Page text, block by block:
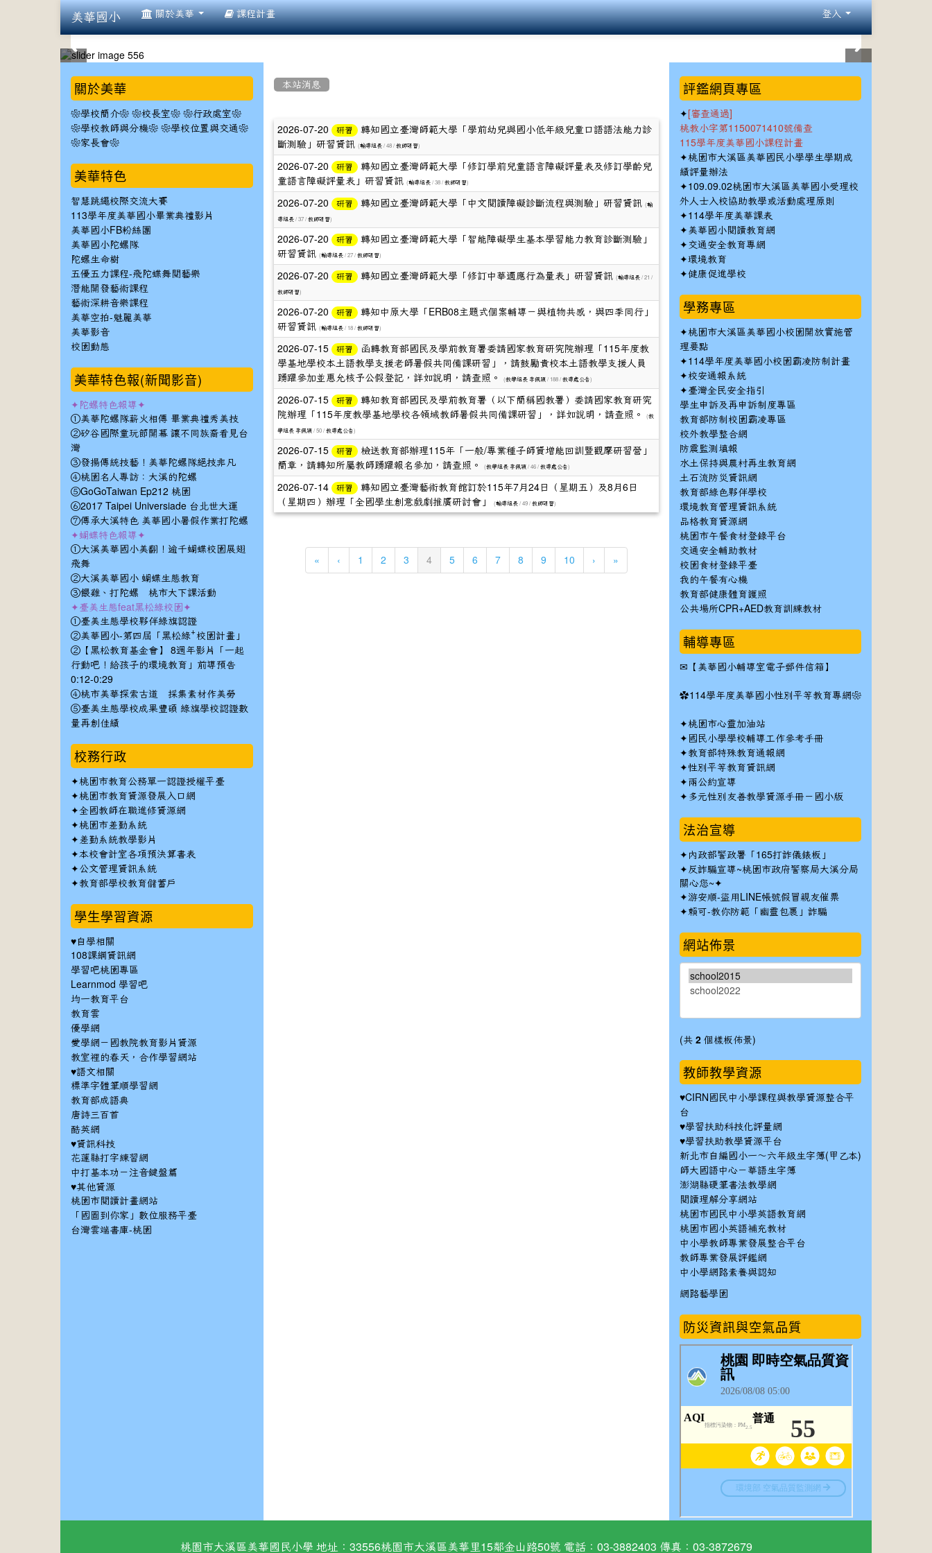
美華國小 關於美華 課程計畫 登入
本站消息
文
章
列
表
2026-07-20 研習
轉知國立臺灣師範大學「學前幼兒與國小低年級兒童口語語法能力診
斷測驗」研習資訊 (輔導組長/ 48 / 教師研習)
2026-07-20 研習
轉知國立臺灣師範大學「修訂學前兒童語言障礙評量表及修訂學齡兒
童語言障礙評量表」研習資訊 (輔導組長/ 38 / 教師研習)
2026-07-20 研習 轉知國立臺灣師範大學「中文閱讀障礙診斷流程與測驗」研習資訊 (輔
導組長/ 37 / 教師研習)
2026-07-20 研習
轉知國立臺灣師範大學「智能障礙學生基本學習能力教育診斷測驗」
研習資訊 (輔導組長/ 27 / 教師研習)
2026-07-20 研習 轉知國立臺灣師範大學「修訂中華適應行為量表」研習資訊 (輔導組長/ 21 /
教師研習)
2026-07-20 研習
轉知中原大學「ERB08主題式個案輔導－與植物共感，與四季同行」
研習資訊 (輔導組長/ 18 / 教師研習)
2026-07-15 研習
函轉教育部國民及學前教育署委請國家教育研究院辦理「115年度教
學基地學校本土語教學支援老師暑假共同備課研習」，請鼓勵貴校本土語教學支援人員
踴躍參加並惠允核予公假登記，詳如說明，請查照。
(教學組長 李佩穎/ 188 / 教導處公告)
2026-07-15 研習
轉知教育部國民及學前教育署（以下簡稱國教署）委請國家教育研究
院辦理「115年度教學基地學校各領域教師暑假共同備課研習」，詳如說明，請查照。
(教
學組長 李佩穎/ 50 / 教導處公告)
2026-07-15 研習
檢送教育部辦理115年「一般/專業種子師資增能回訓暨觀摩研習營」
簡章，請轉知所屬教師踴躍報名參加，請查照。
(教學組長 李佩穎/ 46 / 教導處公告)
2026-07-14 研習
轉知國立臺灣藝術教育館訂於115年7月24日（星期五）及8月6日
（星期四）辦理「全國學生創意戲劇推廣研討會」
(輔導組長/ 49 / 教師研習)
« ‹ 1 2 3 4(current)
5 6 7 8 9 10 › »
::: 關於美華
❀學校簡介❀ ❀校長室❀ ❀行政處室❀
❀學校教師與分機❀ ❀學校位置與交通❀
❀家長會❀
美華特色
智慧跳繩校際交流大賽
113學年度美華國小畢業典禮影片
美華國小FB粉絲團
美華國小陀螺隊
陀螺生命樹
五優五力課程-飛陀蝶舞閱藝樂
潛能開發藝術課程
藝術深耕音樂課程
美華空拍-魅麗美華
美華影音
校園動態
美華特色報(新聞影音)
✦陀螺特色報導✦
①美華陀螺隊薪火相傳 畢業典禮秀美技
②矽谷國際童玩節開幕 讓不同族裔看見台
灣
③發揚傳統技藝！美華陀螺隊絕技非凡
④桃園名人專訪：大溪的陀螺
⑤GoGoTaiwan Ep212 桃園
⑥2017 Taipei Universiade 台北世大運
⑦傳承大溪特色 美華國小暑假作業打陀螺
✦蝴蝶特色報導✦
①大溪美華國小美翻！逾千蝴蝶校園展翅
飛舞
②大溪美華國小 蝴蝶生態教育
③餵雞、打陀螺 桃市大下課活動
✦臺美生態feat黑松綠校園✦
①臺美生態學校夥伴綠旗認證
②美華國小-第四屆「黑松綠⁺校園計畫」
②【黑松教育基金會】 8週年影片「一起
行動吧！給孩子的環境教育」前導預告
0:12-0:29
④桃市美華探索古道 採集素材作美勞
⑤臺美生態學校成果豐碩 綠旗學校認證數
量再創佳績
校務行政
✦桃園市教育公務單一認證授權平臺
✦桃園市教育資源發展入口網
✦全國教師在職進修資源網
✦桃園市差勤系統
✦ 差勤系統教學影片
✦本校會計室各項預決算書表
✦公文管理資訊系統
✦教育部學校教育儲蓄戶
學生學習資源
♥自學相關
108課綱資訊網
學習吧桃園專區
Learnmod 學習吧
均一教育平台
教育雲
優學網
愛學網－國教院教育影片資源
教室裡的春天，合作學習網站
♥語文相關
標準字體筆順學習網
教育部成語典
唐詩三百首
酷英網
♥資訊科技
花蓮縣打字練習網
中打基本功－注音鍵盤篇
♥其他資源
桃園市閱讀計畫網站
「國圖到你家」數位服務平臺
台灣雲端書庫-桃園
::: 評鑑網頁專區
✦ [審查通過]
桃教小字第1150071410號備查
115學年度美華國小課程計畫
✦桃園市大溪區美華國民小學學生學期成
績評量辦法
✦109.09.02桃園市大溪區美華國小受理校
外人士入校協助教學或活動處理原則
✦114學年度美華課表
✦美華國小閱讀教育網
✦ 交通安全教育專網
✦環境教育
✦健康促進學校
學務專區
✦桃園市大溪區美華國小校園開放實施管
理要點
✦114學年度美華國小校園霸凌防制計畫
✦校安通報系統
✦臺灣全民安全指引
學生申訴及再申訴制度專區
教育部防制校園霸凌專區
校外教學整合網
防震監測填報
水土保持與農村再生教育網
土石流防災資訊網
教育部綠色夥伴學校
環境教育管理資訊系統
品格教育資源網
桃園市午餐食材登錄平台
交通安全輔助教材
校園食材登錄平臺
我的午餐有心機
教育部健康體育護照
公共場所CPR+AED教育訓練教材
輔導專區
✉ 【美華國小輔導室電子郵件信箱】
✿114學年度美華國小性別平等教育專網❀
✦桃園市心靈加油站
✦ 國民小學學校輔導工作參考手冊
✦教育部特殊教育通報網
✦性別平等教育資訊網
✦兩公約宣導
✦ 多元性別友善教學資源手冊－國小版
法治宣導
✦ 內政部警政署「165打詐儀錶板」
✦反詐騙宣導~桃園市政府警察局大溪分局
關心您~✦
✦游安順-盜用LINE帳號假冒親友催票
✦賴可-教你防範「幽靈包裹」詐騙
網站佈景
(共 2個樣板佈景)
教師教學資源
♥CIRN國民中小學課程與教學資源整合平
台
♥學習扶助科技化評量網
♥學習扶助教學資源平台
新北市自編國小一～六年級生字簿(甲乙本)
師大國語中心－華語生字簿
澎湖縣硬筆書法教學網
閱讀理解分享網站
桃園市國民中小學英語教育網
桃園市國小英語補充教材
中小學教師專業發展整合平台
教師專業發展評鑑網
中小學網路素養與認知
網路藝學園
防災資訊與空氣品質
桃園市大溪區美華國民小學 地址：33556桃園市大溪區美華里15鄰金山路50號 電話：03-3882403 傳真：03-3872679